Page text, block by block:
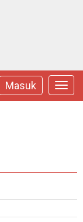
Masuk